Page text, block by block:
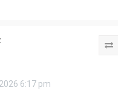
6:17 pm